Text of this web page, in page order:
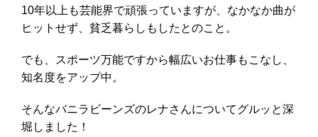
10年以上も芸能界で頑張っていますが、なかなか曲が
ヒットせず、貧乏暮らしもしたとのこと。
でも、スポーツ万能ですから幅広いお仕事もこなし、
知名度をアップ中。
そんなバニラビーンズのレナさんについてグルッと深
堀しました！